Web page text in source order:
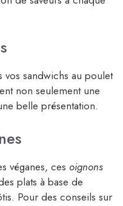
vos sandwichs au poulet
non seulement une
belle présentation.
véganes, ces oignons
plats à base de
Pour des conseils sur